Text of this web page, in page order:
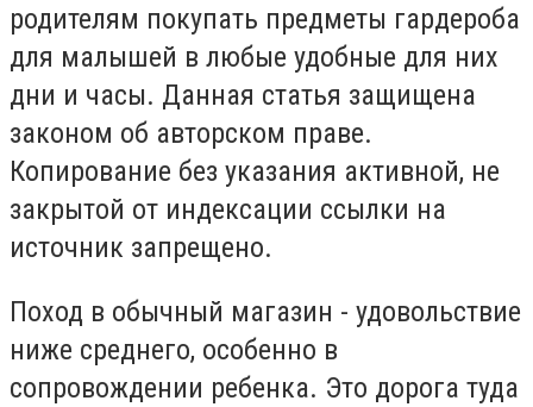
родителям покупать предметы гардероба
для малышей в любые удобные для них
дни и часы. Данная статья защищена
законом об авторском праве.
Копирование без указания активной, не
закрытой от индексации ссылки на
источник запрещено.
Поход в обычный магазин - удовольствие
ниже среднего, особенно в
сопровождении ребенка. Это дорога туда